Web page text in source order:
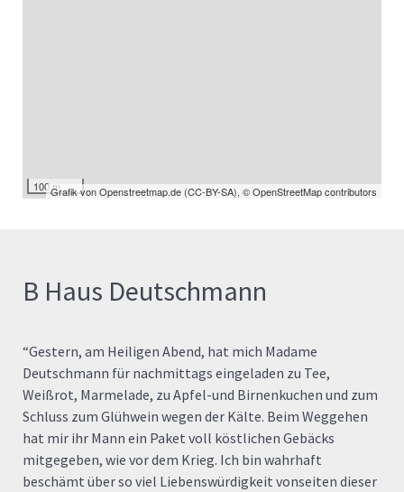
100 mGrafik vonOpenstreetmap.de (CC-BY-SA), © OpenStreetMap contributors
B Haus Deutschmann
“Gestern, am Heiligen Abend, hat mich Madame
Deutschmann für nachmittags eingeladen zu Tee,
Weißrot, Marmelade, zu Apfel-und Birnenkuchen und zum
Schluss zum Glühwein wegen der Kälte. Beim Weggehen
hat mir ihr Mann ein Paket voll köstlichen Gebäcks
mitgegeben, wie vor dem Krieg. Ich bin wahrhaft
beschämt über so viel Liebenswürdigkeit vonseiten dieser